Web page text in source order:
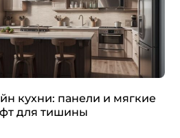
кухни: панели и мягкие
для тишины